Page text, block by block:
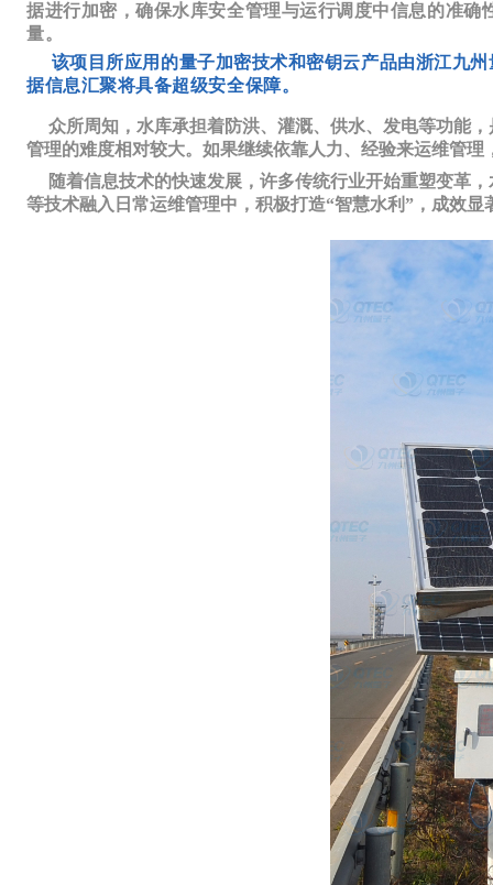
据进行加密，确保水库安全管理与运行调度中信息的准
量。
该项目所应用的量子加密技术和密钥云产品由浙江九州
据信息汇聚将具备超级安全保障。
众所周知，水库承担着防洪、灌溉、供水、发电等功能
管理的难度相对较大。如果继续依靠人力、经验来运维管理
随着信息技术的快速发展，许多传统行业开始重塑变革
等技术融入日常运维管理中，积极打造“智慧水利”，成效显